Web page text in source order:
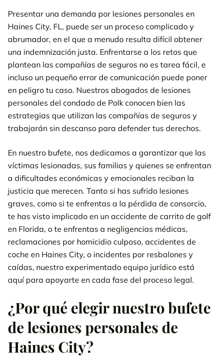
Presentar una demanda por lesiones personales en
Haines City, FL, puede ser un proceso complicado y
abrumador, en el que a menudo resulta difícil obtener
una indemnización justa. Enfrentarse a los retos que
plantean las compañías de seguros no es tarea fácil, e
incluso un pequeño error de comunicación puede poner
en peligro tu caso. Nuestros abogados de lesiones
personales del condado de Polk conocen bien las
estrategias que utilizan las compañías de seguros y
trabajarán sin descanso para defender tus derechos.
En nuestro bufete, nos dedicamos a garantizar que las
víctimas lesionadas, sus familias y quienes se enfrentan
a dificultades económicas y emocionales reciban la
justicia que merecen. Tanto si has sufrido lesiones
graves, como si te enfrentas a la pérdida de consorcio,
te has visto implicado en un accidente de carrito de golf
en Florida, o te enfrentas a negligencias médicas,
reclamaciones por homicidio culposo, accidentes de
coche en Haines City, o incidentes por resbalones y
caídas, nuestro experimentado equipo jurídico está
aquí para apoyarte en cada fase del proceso legal.
¿Por qué elegir nuestro bufete
de lesiones personales de
Haines City?